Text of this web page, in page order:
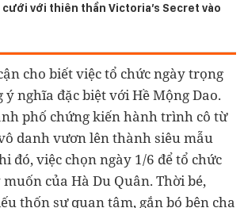
với thiên thần Victoria’s Secret vào
cho biết việc tổ chức ngày trọng
ý nghĩa đặc biệt với Hề Mộng Dao.
phố chứng kiến hành trình cô từ
danh vươn lên thành siêu mẫu
đó, việc chọn ngày 1/6 để tổ chức
của Hà Du Quân. Thời bé,
thốn sự quan tâm, gắn bó bên cha